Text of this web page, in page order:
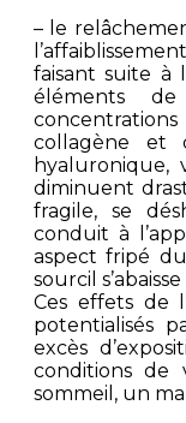
– le
faisant suite à
éléments
collagène et
hyaluronique,
diminuent
fragile, se
conduit à
aspect fripé
sourcil
Ces effets de
potentialisés
excès
conditions de
sommeil, un